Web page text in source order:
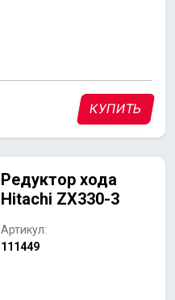
КУПИТЬ
Редуктор хода
Hitachi ZX330-3
Артикул:
111449